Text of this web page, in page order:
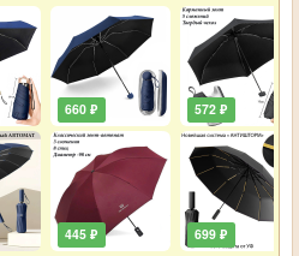
660 ₽
445 ₽
572 ₽
699 ₽